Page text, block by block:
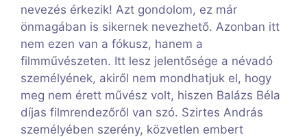
nevezés érkezik! Azt gondolom, ez már
önmagában is sikernek nevezhető. Azonban itt
nem ezen van a fókusz, hanem a
filmművészeten. Itt lesz jelentősége a névadó
személyének, akiről nem mondhatjuk el, hogy
meg nem érett művész volt, hiszen Balázs Béla
díjas filmrendezőről van szó. Szirtes András
személyében szerény, közvetlen embert